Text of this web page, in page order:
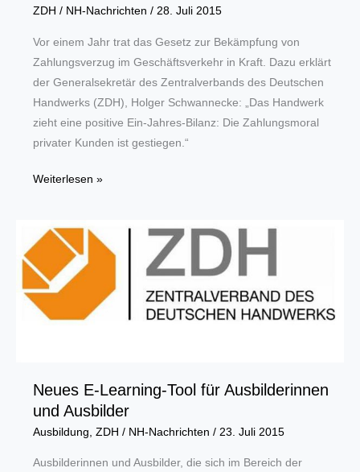
ZDH / NH-Nachrichten / 28. Juli 2015
Vor einem Jahr trat das Gesetz zur Bekämpfung von
Zahlungsverzug im Geschäftsverkehr in Kraft. Dazu erklärt
der Generalsekretär des Zentralverbands des Deutschen
Handwerks (ZDH), Holger Schwannecke: „Das Handwerk
zieht eine positive Ein-Jahres-Bilanz: Die Zahlungsmoral
privater Kunden ist gestiegen.“
Neues
Zahlungsverzug
wirkt
Weiterlesen »
Neues E-Learning-Tool für Ausbilderinnen
und Ausbilder
Ausbildung ZDH / NH-Nachrichten / 23. Juli 2015
Ausbilderinnen und Ausbilder, die sich im Bereich der